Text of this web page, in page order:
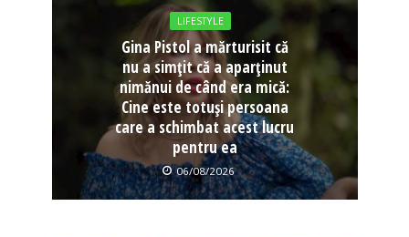
LIFESTYLE
Gina Pistol a mărturisit că
nu a simțit că a aparținut
nimănui de când era mică:
Cine este totuși persoana
care a schimbat acest lucru
pentru ea
06/08/2026